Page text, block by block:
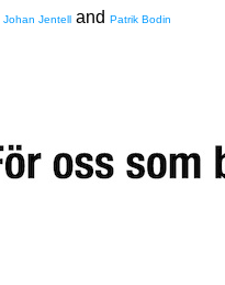
Johan Jentell and Patrik Bodin